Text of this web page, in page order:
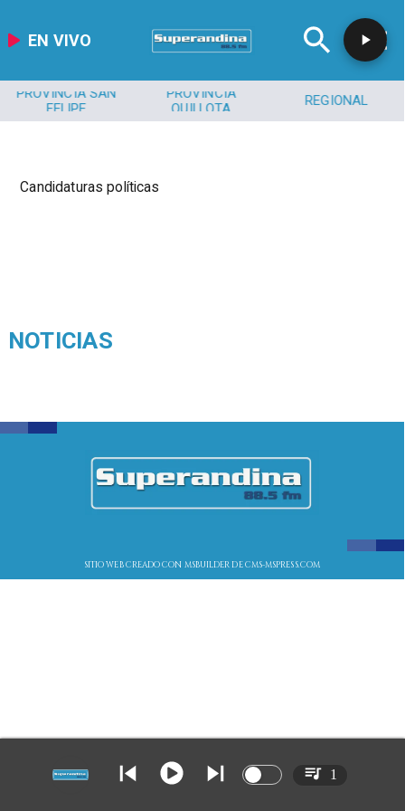
EN VIVO
PROVINCIA SAN
FELIPE
PROVINCIA
QUILLOTA
REGIONAL
Candidaturas políticas
NOTICIAS
SITIO WEB CREADO CON MSBUILDER DE CMS-MSPRESS.COM
1